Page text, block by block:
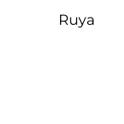
Ruya